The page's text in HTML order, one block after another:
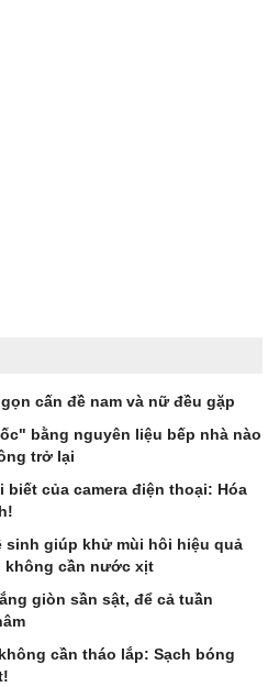
cấn đề nam và nữ đều gặp
bằng nguyên liệu bếp nhà nào
trở lại
của camera điện thoại: Hóa
sinh giúp khử mùi hôi hiệu quả
không cần nước xịt
giòn sần sật, để cả tuần
cần tháo lắp: Sạch bóng